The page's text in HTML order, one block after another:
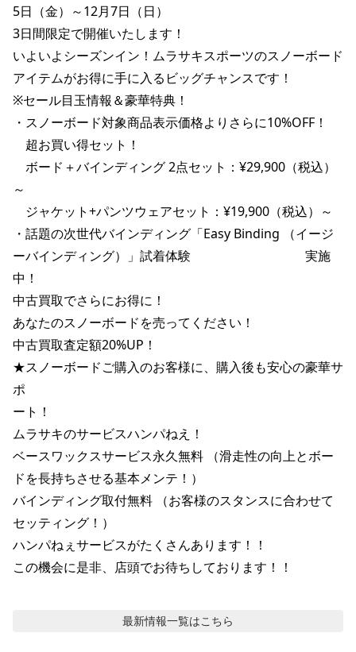
5日（金）～12月7日（日）
3日間限定で開催いたします！
いよいよシーズンイン！ムラサキスポーツのスノーボード
アイテムがお得に手に入るビッグチャンスです！
※セール目玉情報＆豪華特典！
﻿﻿・スノーボード対象商品表示価格よりさらに10%OFF！
﻿﻿超お買い得セット！
ボード＋バインディング 2点セット：¥29,900（税込）
～
ジャケット+パンツウェアセット：¥19,900（税込）～
﻿・話題の次世代バインディング「Easy Binding （イージ
ーバインディング）」試着体験　　　　　　　　　実施
中！
﻿中古買取でさらにお得に！
あなたのスノーボードを売ってください！
中古買取査定額20%UP！
★スノーボードご購入のお客様に、購入後も安心の豪華サ
ポ
ート！
ムラサキのサービスハンパねえ！
﻿ベースワックスサービス永久無料 （滑走性の向上とボー
ドを長持ちさせる基本メンテ！）
﻿バインディング取付無料 （お客様のスタンスに合わせて
セッティング！）
ハンパねぇサービスがたくさんあります！！
この機会に是非、店頭でお待ちしております！！
最新情報一覧はこちら